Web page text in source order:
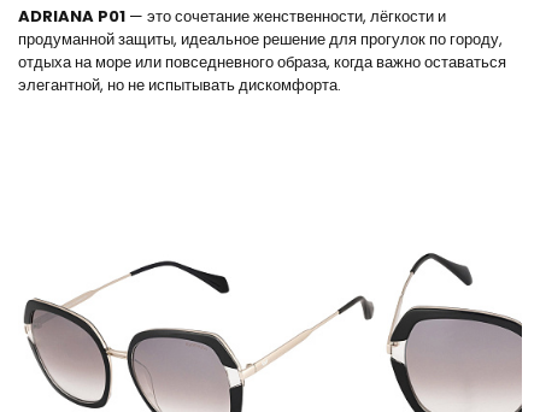
ADRIANA P01 — это сочетание женственности, лёгкости и
продуманной защиты, идеальное решение для прогулок по городу,
отдыха на море или повседневного образа, когда важно оставаться
элегантной, но не испытывать дискомфорта.